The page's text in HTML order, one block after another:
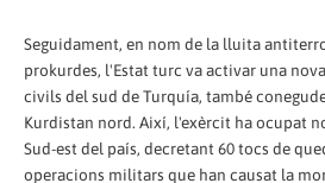
Seguidament, en nom de la lluita
prokurdes, l'Estat turc va activar una
civils del sud de Turquía, també
Kurdistan nord. Així, l'exèrcit ha ocupat
Sud-est del país, decretant 60 tocs de
operacions militars que han causat la